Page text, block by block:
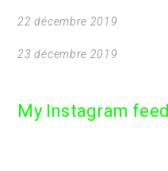
22 décembre 2019
23 décembre 2019
My Instagram feed